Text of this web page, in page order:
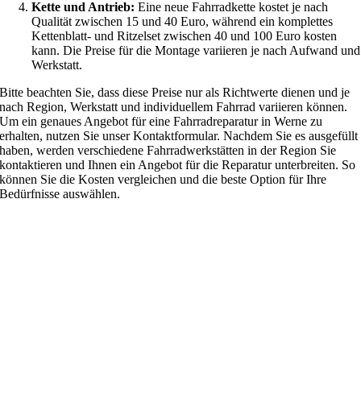
Kette und Antrieb: Eine neue Fahrradkette kostet je nach
Qualität zwischen 15 und 40 Euro, während ein komplettes
Kettenblatt- und Ritzelset zwischen 40 und 100 Euro kosten
kann. Die Preise für die Montage variieren je nach Aufwand und
Werkstatt.
Bitte beachten Sie, dass diese Preise nur als Richtwerte dienen und je
nach Region, Werkstatt und individuellem Fahrrad variieren können.
Um ein genaues Angebot für eine Fahrradreparatur in Werne zu
erhalten, nutzen Sie unser Kontaktformular. Nachdem Sie es ausgefüllt
haben, werden verschiedene Fahrradwerkstätten in der Region Sie
kontaktieren und Ihnen ein Angebot für die Reparatur unterbreiten. So
können Sie die Kosten vergleichen und die beste Option für Ihre
Bedürfnisse auswählen.